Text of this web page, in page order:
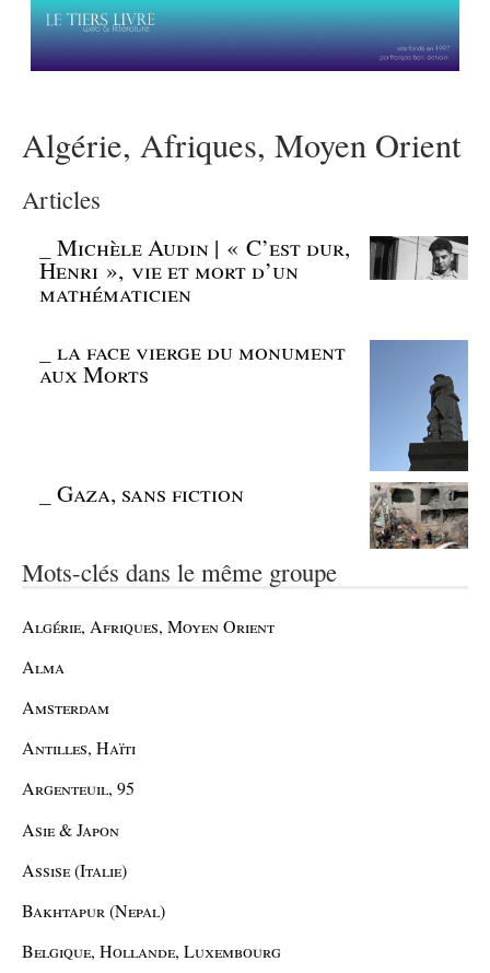
Algérie, Afriques, Moyen Orient
Articles
_Michèle Audin | « C’est dur,
Henri », vie et mort d’un
mathématicien
_la face vierge du monument
aux Morts
_Gaza, sans fiction
Mots-clés dans le même groupe
Algérie, Afriques, Moyen Orient
Alma
Amsterdam
Antilles, Haïti
Argenteuil, 95
Asie & Japon
Assise (Italie)
Bakhtapur (Nepal)
Belgique, Hollande, Luxembourg